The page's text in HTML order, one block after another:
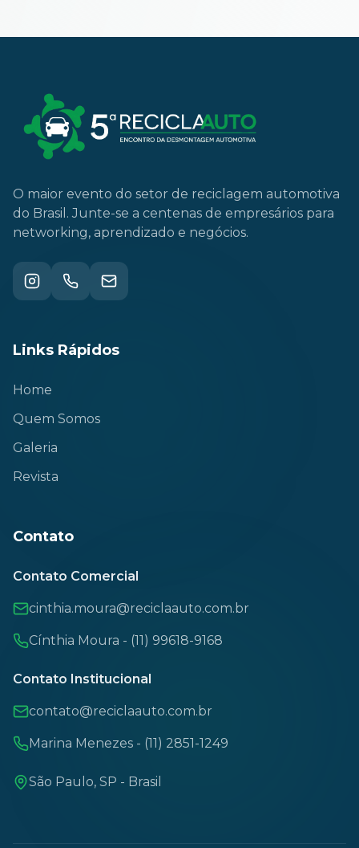
O maior evento do setor de reciclagem automotiva
do Brasil. Junte-se a centenas de empresários para
networking, aprendizado e negócios.
Links Rápidos
Home
Quem Somos
Galeria
Revista
Contato
Contato Comercial
cinthia.moura@reciclaauto.com.br
Cínthia Moura - (11) 99618-9168
Contato Institucional
contato@reciclaauto.com.br
Marina Menezes - (11) 2851-1249
São Paulo, SP - Brasil